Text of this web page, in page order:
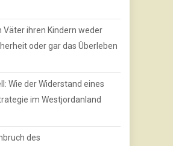
Väter ihren Kindern weder
oder gar das Überleben
Wie der Widerstand eines
im Westjordanland
des